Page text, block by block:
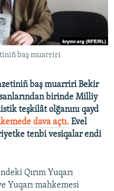
baş muarriri
baş muarriri Bekir
birinde Milliy
teşkilât olğanını qayd
dava açtı. Evel
tenbi vesiqalar endi
Qırım Yuqarı
Yuqarı mahkemesi